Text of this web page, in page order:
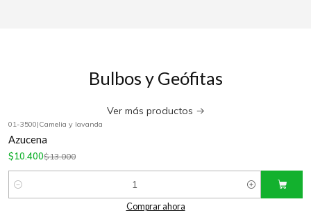
Bulbos y Geófitas
Ver más productos
01-3500|Camelia y lavanda
Azucena
$10.400$13.000
Cantidad
Comprar ahora